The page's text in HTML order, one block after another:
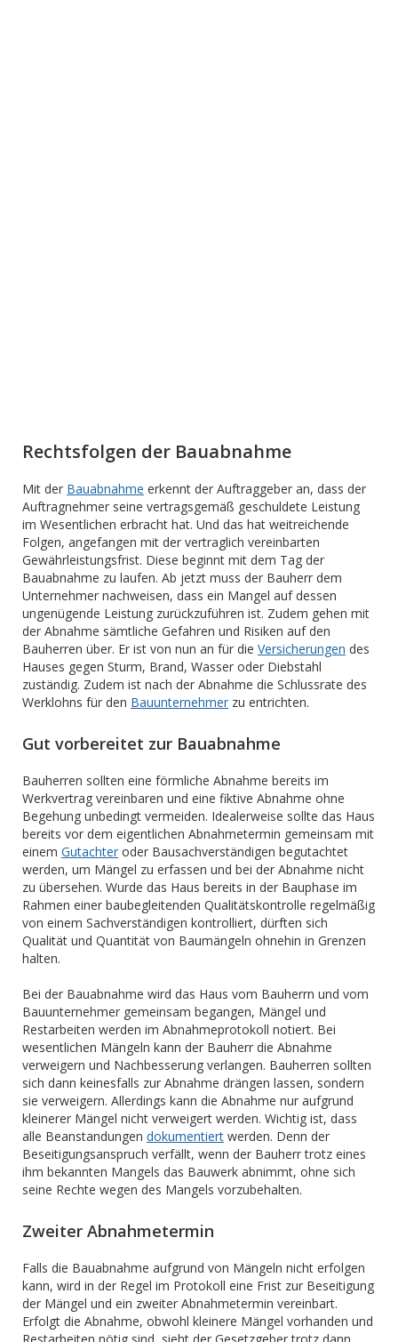
Rechtsfolgen der Bauabnahme
Mit der Bauabnahme erkennt der Auftraggeber an, dass der
Auftragnehmer seine vertragsgemäß geschuldete Leistung
im Wesentlichen erbracht hat. Und das hat weitreichende
Folgen, angefangen mit der vertraglich vereinbarten
Gewährleistungsfrist. Diese beginnt mit dem Tag der
Bauabnahme zu laufen. Ab jetzt muss der Bauherr dem
Unternehmer nachweisen, dass ein Mangel auf dessen
ungenügende Leistung zurückzuführen ist. Zudem gehen mit
der Abnahme sämtliche Gefahren und Risiken auf den
Bauherren über. Er ist von nun an für die Versicherungen des
Hauses gegen Sturm, Brand, Wasser oder Diebstahl
zuständig. Zudem ist nach der Abnahme die Schlussrate des
Werklohns für den Bauunternehmer zu entrichten.
Gut vorbereitet zur Bauabnahme
Bauherren sollten eine förmliche Abnahme bereits im
Werkvertrag vereinbaren und eine fiktive Abnahme ohne
Begehung unbedingt vermeiden. Idealerweise sollte das Haus
bereits vor dem eigentlichen Abnahmetermin gemeinsam mit
einem Gutachter oder Bausachverständigen begutachtet
werden, um Mängel zu erfassen und bei der Abnahme nicht
zu übersehen. Wurde das Haus bereits in der Bauphase im
Rahmen einer baubegleitenden Qualitätskontrolle regelmäßig
von einem Sachverständigen kontrolliert, dürften sich
Qualität und Quantität von Baumängeln ohnehin in Grenzen
halten.
Bei der Bauabnahme wird das Haus vom Bauherrn und vom
Bauunternehmer gemeinsam begangen, Mängel und
Restarbeiten werden im Abnahmeprotokoll notiert. Bei
wesentlichen Mängeln kann der Bauherr die Abnahme
verweigern und Nachbesserung verlangen. Bauherren sollten
sich dann keinesfalls zur Abnahme drängen lassen, sondern
sie verweigern. Allerdings kann die Abnahme nur aufgrund
kleinerer Mängel nicht verweigert werden. Wichtig ist, dass
alle Beanstandungen dokumentiert werden. Denn der
Beseitigungsanspruch verfällt, wenn der Bauherr trotz eines
ihm bekannten Mangels das Bauwerk abnimmt, ohne sich
seine Rechte wegen des Mangels vorzubehalten.
Zweiter Abnahmetermin
Falls die Bauabnahme aufgrund von Mängeln nicht erfolgen
kann, wird in der Regel im Protokoll eine Frist zur Beseitigung
der Mängel und ein zweiter Abnahmetermin vereinbart.
Erfolgt die Abnahme, obwohl kleinere Mängel vorhanden und